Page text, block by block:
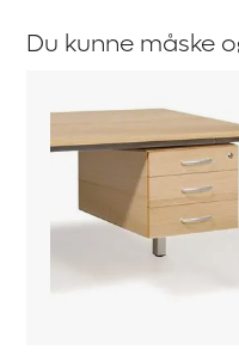
Du kunne måske
hængende
Duo